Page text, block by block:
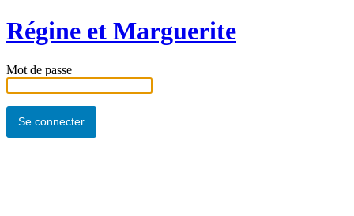
Régine et Marguerite
Mot de passe